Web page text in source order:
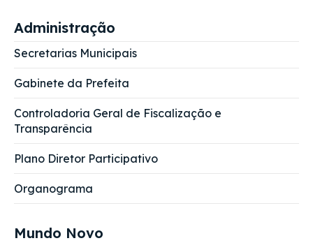
Administração
Secretarias Municipais
Gabinete da Prefeita
Controladoria Geral de Fiscalização e
Transparência
Plano Diretor Participativo
Organograma
Mundo Novo